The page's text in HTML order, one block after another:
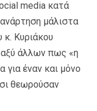
media κατά
μάλιστα
κ. Κυριάκου
άλλων πως «η
για έναν και μόνο
θεωρούσαν